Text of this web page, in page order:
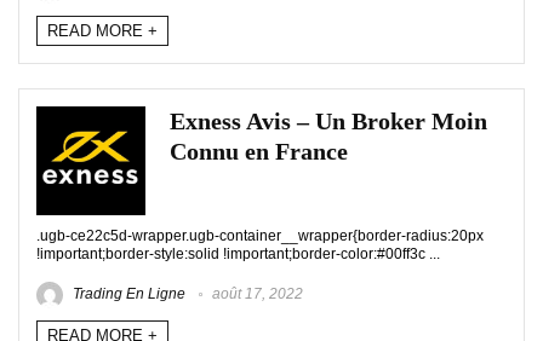
READ MORE +
Exness Avis – Un Broker Moin
Connu en France
.ugb-ce22c5d-wrapper.ugb-container__wrapper{border-radius:20px
!important;border-style:solid !important;border-color:#00ff3c ...
Trading En Ligne août 17, 2022
READ MORE +